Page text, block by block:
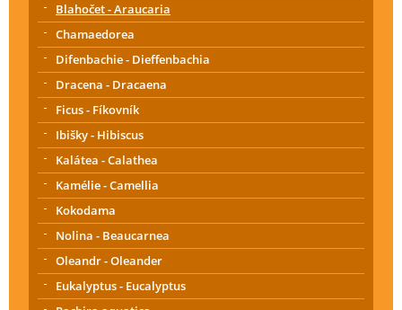
Blahočet - Araucaria
Chamaedorea
Difenbachie - Dieffenbachia
Dracena - Dracaena
Ficus - Fíkovník
Ibišky - Hibiscus
Kalátea - Calathea
Kamélie - Camellia
Kokodama
Nolina - Beaucarnea
Oleandr - Oleander
Eukalyptus - Eucalyptus